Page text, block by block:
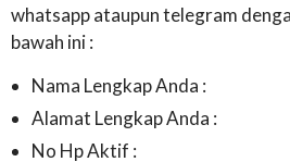
whatsapp ataupun telegram
bawah ini :
Nama Lengkap Anda :
Alamat Lengkap Anda :
No Hp Aktif :